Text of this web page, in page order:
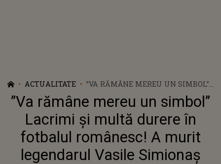
ACTUALITATE
”VA RĂMÂNE MEREU UN SIMBOL”
LACRIMI ȘI MULTĂ DURERE ÎN
FOTBALUL ROMÂNESC! A MURIT
LEGENDARUL VASILE SIMIONAȘ
”Va rămâne mereu un simbol”
Lacrimi și multă durere în
fotbalul românesc! A murit
legendarul Vasile Simionaș